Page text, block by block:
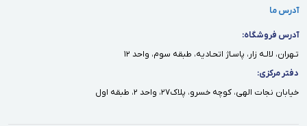
آدرس ما
آدرس فروشگاه:
تـهران، لالـه زار، پاسـاژ اتحـاديه، طبقه سوم، واحد ١٢
دفتر مركزى:
خيابان نجات الهى، كوچه خسرو، پلاك٢٧، واحد ٢، طبقه اول